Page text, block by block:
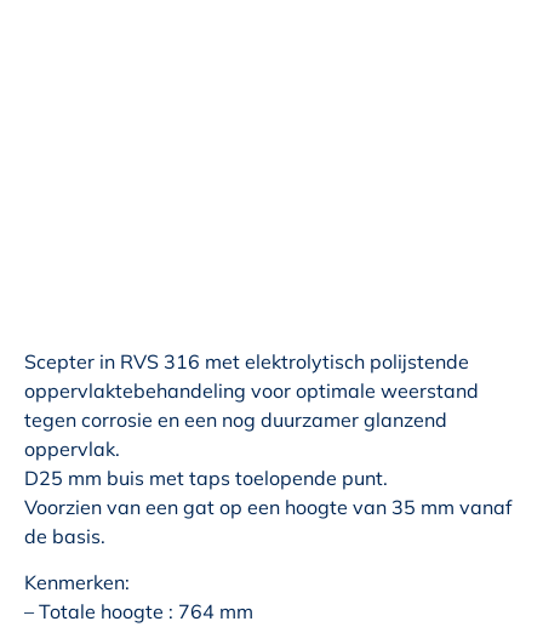
Scepter in RVS 316 met elektrolytisch polijstende
oppervlaktebehandeling voor optimale weerstand
tegen corrosie en een nog duurzamer glanzend
oppervlak.
D25 mm buis met taps toelopende punt.
Voorzien van een gat op een hoogte van 35 mm vanaf
de basis.
Kenmerken:
– Totale hoogte : 764 mm